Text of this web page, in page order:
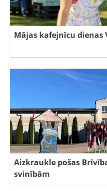
Mājas kafejnīcu dienas
Aizkraukle pošas
svinībām